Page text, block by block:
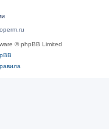
© phpBB Limited